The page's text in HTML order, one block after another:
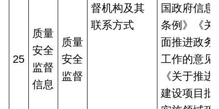
25
质量
安全
监督
信息
质量
安全
监督
督机构及其
联系方式
国政府信息
条例》《关
面推进政务
工作的意见
《关于推进
建设项目批